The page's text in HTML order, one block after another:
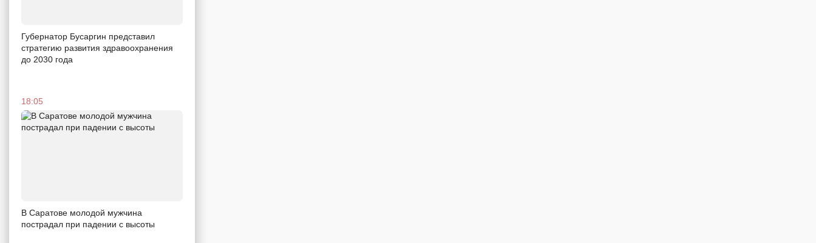
Губернатор Бусаргин представил
стратегию развития здравоохранения
до 2030 года
18:05
В Саратове молодой мужчина
пострадал при падении с высоты